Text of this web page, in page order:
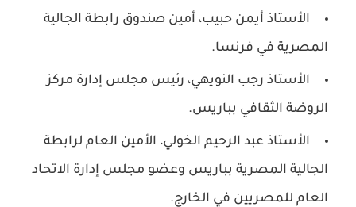
الأستاذ أيمن حبيب، أمين صندوق رابطة الجالية
المصرية في فرنسا.
الأستاذ رجب النويهي، رئيس مجلس إدارة مركز
الروضة الثقافي بباريس.
الأستاذ عبد الرحيم الخولي، الأمين العام لرابطة
الجالية المصرية بباريس وعضو مجلس إدارة الاتحاد
العام للمصريين في الخارج.